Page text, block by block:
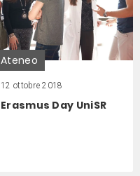
Ateneo
12 ottobre 2018
Erasmus Day UniSR